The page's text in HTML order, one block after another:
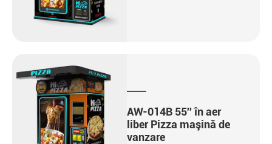
AW-014B 55'' în aer
liber Pizza maşină de
vanzare